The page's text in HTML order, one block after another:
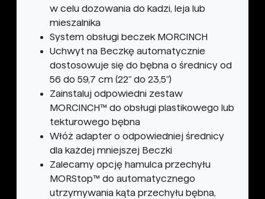
w celu dozowania do kadzi, leja lub
mieszalnika
System obsługi beczek MORCINCH
Uchwyt na Beczkę automatycznie
dostosowuje się do bębna o średnicy od
56 do 59,7 cm (22" do 23,5")
Zainstaluj odpowiedni zestaw
MORCINCH™ do obsługi plastikowego lub
tekturowego bębna
Włóż adapter o odpowiedniej średnicy
dla każdej mniejszej Beczki
Zalecamy opcję hamulca przechyłu
MORStop™ do automatycznego
utrzymywania kąta przechyłu bębna,